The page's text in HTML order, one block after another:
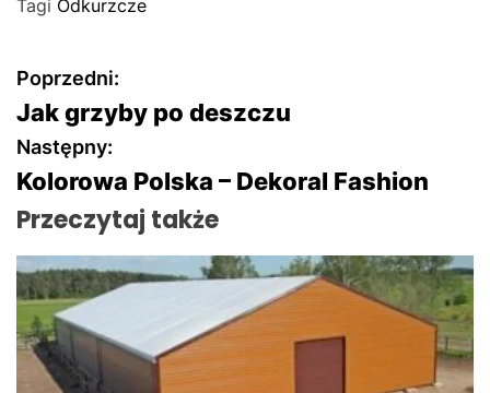
Tagi Odkurzcze
N
a
w
i
g
a
c
Poprzedni:
Jak grzyby po deszczu
Następny:
Kolorowa Polska – Dekoral Fashion
Przeczytaj także